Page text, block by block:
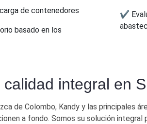
de contenedores
basado en los
✔
integral en
de Colombo, Kandy y las principales
a fondo. Somos su solución